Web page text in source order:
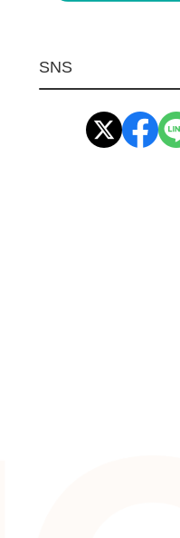
環境安全用品
工業資材(栃木屋)
SNS